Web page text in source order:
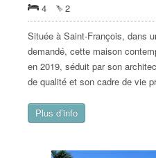
4 2
Située à Saint-François, dans
demandé, cette maison
en 2019, séduit par son
de qualité et son cadre de vie
Plus d’info